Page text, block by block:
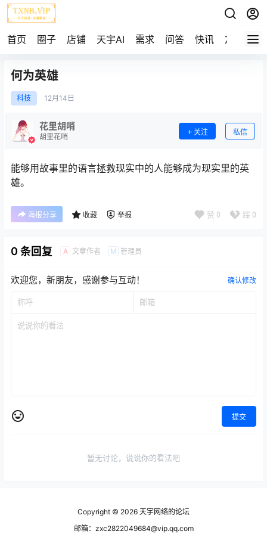
首页 圈子 店铺 天宇AI 需求 问答 快讯 友链
何为英雄
科技 12月 14日
花里胡哨
胡里花哨
关注 私信
能够用故事里的语言拯救现实中的人能够成为现实里的英
雄。
海报分享 收藏 举报 赞 0 踩 0
0 条回复 A 文章作者 M 管理员
欢迎您，新朋友，感谢参与互动！ 确认修改
提交
暂无讨论，说说你的看法吧
Copyright © 2026 天宇网络的论坛
邮箱：zxc2822049684@vip.qq.com